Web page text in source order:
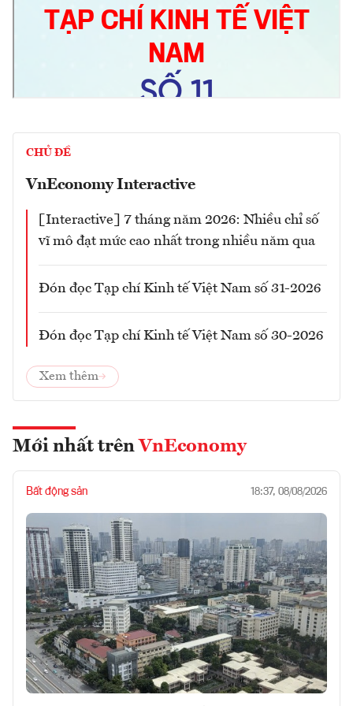
CHỦ ĐỀ
VnEconomy Interactive
[Interactive] 7 tháng năm 2026: Nhiều chỉ số
vĩ mô đạt mức cao nhất trong nhiều năm qua
Đón đọc Tạp chí Kinh tế Việt Nam số 31-2026
Đón đọc Tạp chí Kinh tế Việt Nam số 30-2026
Xem thêm
Mới nhất trên VnEconomy
Bất động sản 18:37, 08/08/2026